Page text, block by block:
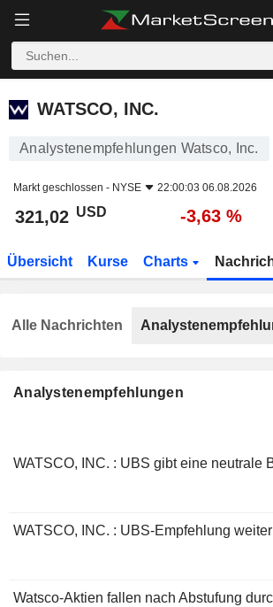
WATSCO, INC.
WATSCO, INC.
Analystenempfehlungen Watsco, Inc.
Markt geschlossen - NYSE 22:00:03 06.08.2026
321,02 USD -3,63 %
Übersicht Kurse Charts
Analystenempfehlungen
WATSCO, INC. : UBS gibt eine neutrale
WATSCO, INC. : UBS-Empfehlung
Watsco-Aktien fallen nach Abstufung
Alle Nachrichten